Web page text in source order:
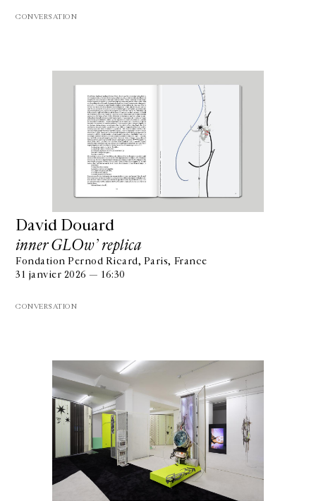
CONVERSATION
David Douard
inner GLOw’ replica
Fondation Pernod Ricard, Paris, France
31 janvier 2026 — 16:30
CONVERSATION